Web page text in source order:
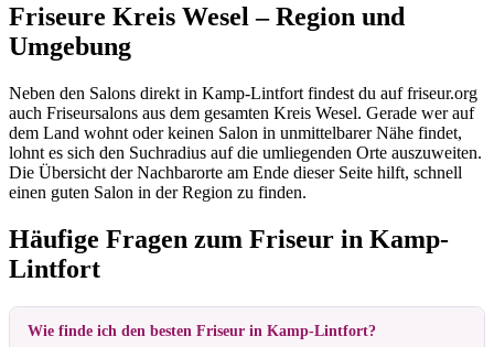
Friseure Kreis Wesel – Region und
Umgebung
Neben den Salons direkt in Kamp-Lintfort findest du auf friseur.org
auch Friseursalons aus dem gesamten Kreis Wesel. Gerade wer auf
dem Land wohnt oder keinen Salon in unmittelbarer Nähe findet,
lohnt es sich den Suchradius auf die umliegenden Orte auszuweiten.
Die Übersicht der Nachbarorte am Ende dieser Seite hilft, schnell
einen guten Salon in der Region zu finden.
Häufige Fragen zum Friseur in Kamp-
Lintfort
Wie finde ich den besten Friseur in Kamp-Lintfort?